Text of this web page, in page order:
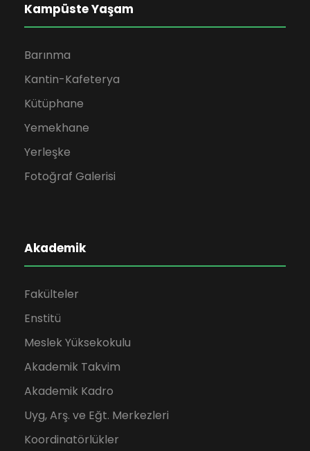
Kampüste Yaşam
Barınma
Kantin-Kafeterya
Kütüphane
Yemekhane
Yerleşke
Fotoğraf Galerisi
Akademik
Fakülteler
Enstitü
Meslek Yüksekokulu
Akademik Takvim
Akademik Kadro
Uyg, Arş. ve Eğt. Merkezleri
Koordinatörlükler